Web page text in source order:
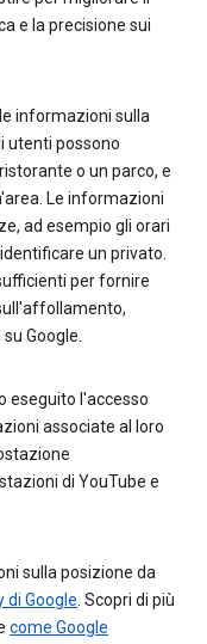
e la precisione sui
informazioni sulla
utenti possono
o un parco, e
Le informazioni
ad esempio gli orari
un privato.
per fornire
Google.
eseguito l'accesso
associate al loro
di YouTube e
sulla posizione da
di Google. Scopri di più
come Google